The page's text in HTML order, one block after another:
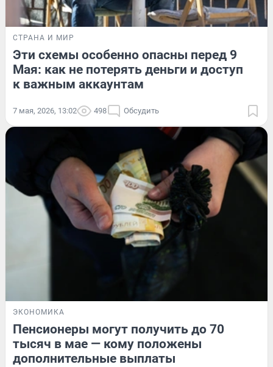
СТРАНА И МИР
Эти схемы особенно опасны перед 9
Мая: как не потерять деньги и доступ
к важным аккаунтам
7 мая, 2026, 13:02 498 Обсудить
ЭКОНОМИКА
Пенсионеры могут получить до 70
тысяч в мае — кому положены
дополнительные выплаты